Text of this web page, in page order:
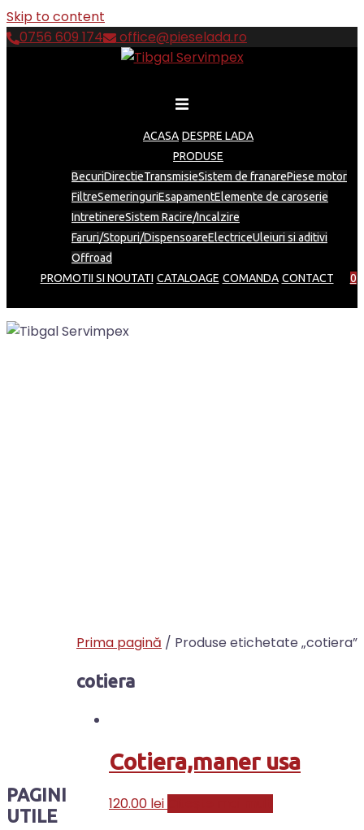
Skip to content
0756 609 174
office@pieselada.ro
ACASA DESPRE LADA
PRODUSE
BecuriDirectieTransmisieSistem de franarePiese motor
FiltreSemeringuriEsapamentElemente de caroserie
IntretinereSistem Racire/Incalzire
Faruri/Stopuri/DispensoareElectriceUleiuri si aditivi
Offroad
PROMOTII SI NOUTATI CATALOAGE COMANDA CONTACT 0
Prima pagină / Produse etichetate „cotiera”
cotiera
Cotiera,maner usa
120.00 lei
PAGINI
UTILE